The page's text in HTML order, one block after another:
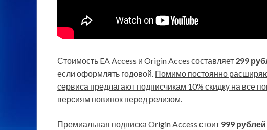
Стоимость EA Access и Origin Acces составляет 299
если оформлять годовой. Помимо постоянно
сервиса предлагают подписчикам 10% скидку на все
версиям новинок перед релизом.
Премиальная подписка Origin Access стоит 999 рублей